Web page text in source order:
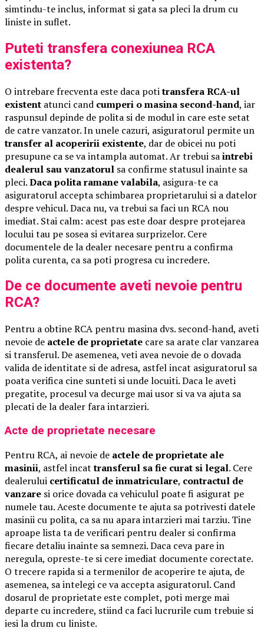
simtindu-te inclus, informat si gata sa pleci la drum cu
liniste in suflet.
Puteti transfera conexiunea RCA
existenta?
O intrebare frecventa este daca potitransfera RCA-ul
existent atunci cand cumperi o masina second-hand, iar
raspunsul depinde de polita si de modul in care este setat
de catre vanzator. In unele cazuri, asiguratorul permite un
transfer al acoperirii existente, dar de obicei nu poti
presupune ca se va intampla automat. Ar trebui saintrebi
dealerul sau vanzatorul sa confirme statusul inainte sa
pleci.Daca polita ramane valabila, asigura-te ca
asiguratorul accepta schimbarea proprietarului si a datelor
despre vehicul. Daca nu, va trebui sa faci un RCA nou
imediat. Stai calm: acest pas este doar despre protejarea
locului tau pe sosea si evitarea surprizelor. Cere
documentele de la dealer necesare pentru a confirma
polita curenta, ca sa poti progresa cu incredere.
De ce documente aveti nevoie pentru
RCA?
Pentru a obtine RCA pentru masina dvs. second-hand, aveti
nevoie de actele de proprietate care sa arate clar vanzarea
si transferul. De asemenea, veti avea nevoie de o dovada
valida de identitate si de adresa, astfel incat asiguratorul sa
poata verifica cine sunteti si unde locuiti. Daca le aveti
pregatite, procesul va decurge mai usor si va va ajuta sa
plecati de la dealer fara intarzieri.
Acte de proprietate necesare
Pentru RCA, ai nevoie de actele de proprietate ale
masinii, astfel incattransferul sa fie curat si legal. Cere
dealerului certificatul de inmatriculare, contractul de
vanzare si orice dovada ca vehiculul poate fi asigurat pe
numele tau. Aceste documente te ajuta sa potrivesti datele
masinii cu polita, ca sa nu apara intarzieri mai tarziu. Tine
aproape lista ta de verificari pentru dealer si confirma
fiecare detaliu inainte sa semnezi. Daca ceva pare in
neregula, opreste-te si cere imediat documente corectate.
O trecere rapida si a termenilor de acoperire te ajuta, de
asemenea, sa intelegi ce va accepta asiguratorul. Cand
dosarul de proprietate este complet, poti merge mai
departe cu incredere, stiind ca faci lucrurile cum trebuie si
iesi la drum cu liniste.